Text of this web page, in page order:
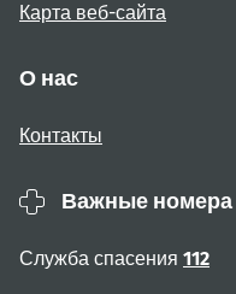
Карта веб-сайта
О нас
Контакты
Важные номера
Служба спасения 112